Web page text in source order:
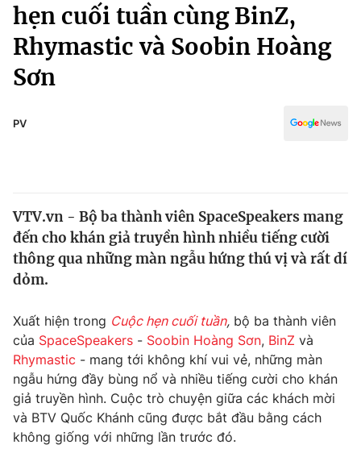
Chính trị
Xã hội
Tin tức
Thế giới đó đây
Câu chuyện quốc tế
Kinh tế
Tài chính
Góc doanh nghiệp
Dữ liệu và đời sống
Truyền hình
Phim VTV
Hậu trường
Nhân vật
Giải trí
Điện ảnh
Âm nhạc
Đời sống
Truyền hình
Văn hóa - Giải trí
Đời sống
hẹn cuối tuần cùng BinZ,
Rhymastic và Soobin Hoàng
Sơn
PV
VTV.vn - Bộ ba thành viên SpaceSpeakers mang
đến cho khán giả truyền hình nhiều tiếng cười
thông qua những màn ngẫu hứng thú vị và rất dí
dỏm.
Xuất hiện trong Cuộc hẹn cuối tuần, bộ ba thành viên
của SpaceSpeakers - Soobin Hoàng Sơn, BinZ và
Rhymastic - mang tới không khí vui vẻ, những màn
ngẫu hứng đầy bùng nổ và nhiều tiếng cười cho khán
giả truyền hình. Cuộc trò chuyện giữa các khách mời
và BTV Quốc Khánh cũng được bắt đầu bằng cách
không giống với những lần trước đó.